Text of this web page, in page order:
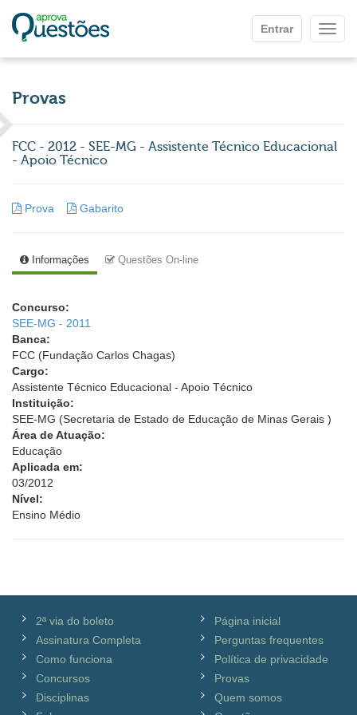
Entrar
Provas
FCC - 2012 - SEE-MG - Assistente Técnico Educacional
- Apoio Técnico
Prova Gabarito
Informações Questões On-line
Concurso:
SEE-MG - 2011
Banca:
FCC (Fundação Carlos Chagas)
Cargo:
Assistente Técnico Educacional - Apoio Técnico
Instituição:
SEE-MG (Secretaria de Estado de Educação de Minas Gerais )
Área de Atuação:
Educação
Aplicada em:
03/2012
Nível:
Ensino Médio
2ª via do boleto
Assinatura Completa
Como funciona
Concursos
Disciplinas
Página inicial
Perguntas frequentes
Política de privacidade
Provas
Quem somos